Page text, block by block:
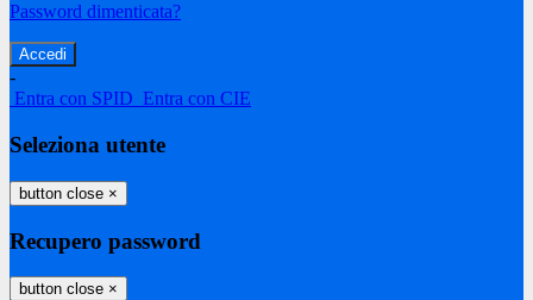
Password dimenticata?
-
Entra con SPID Entra con CIE
Seleziona utente
button close ×
Recupero password
button close ×